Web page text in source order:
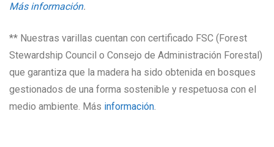
Más información.
** Nuestras varillas cuentan con certificado FSC (Forest
Stewardship Council o Consejo de Administración Forestal)
que garantiza que la madera ha sido obtenida en bosques
gestionados de una forma sostenible y respetuosa con el
medio ambiente. Más información.